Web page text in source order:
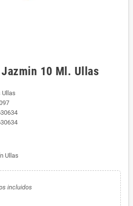
10 Ml. Ullas
Ullas
Ullas
incluidos